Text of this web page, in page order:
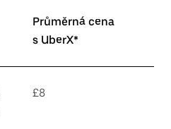
Průměrná cena
s UberX*
£8